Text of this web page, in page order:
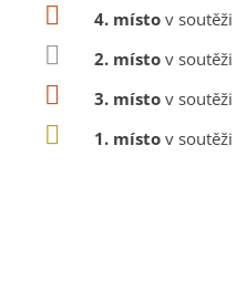
4. místo v soutěži
2. místo v soutěži
3. místo v soutěži
1. místo v soutěži